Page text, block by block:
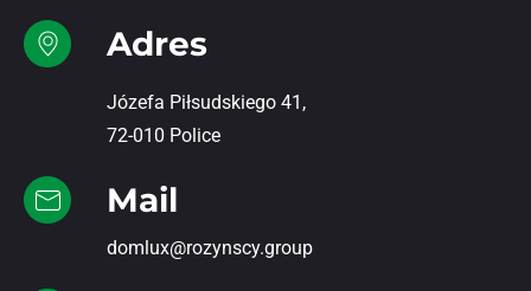
Adres
Józefa Piłsudskiego 41,
72-010 Police
Mail
domlux@rozynscy.group